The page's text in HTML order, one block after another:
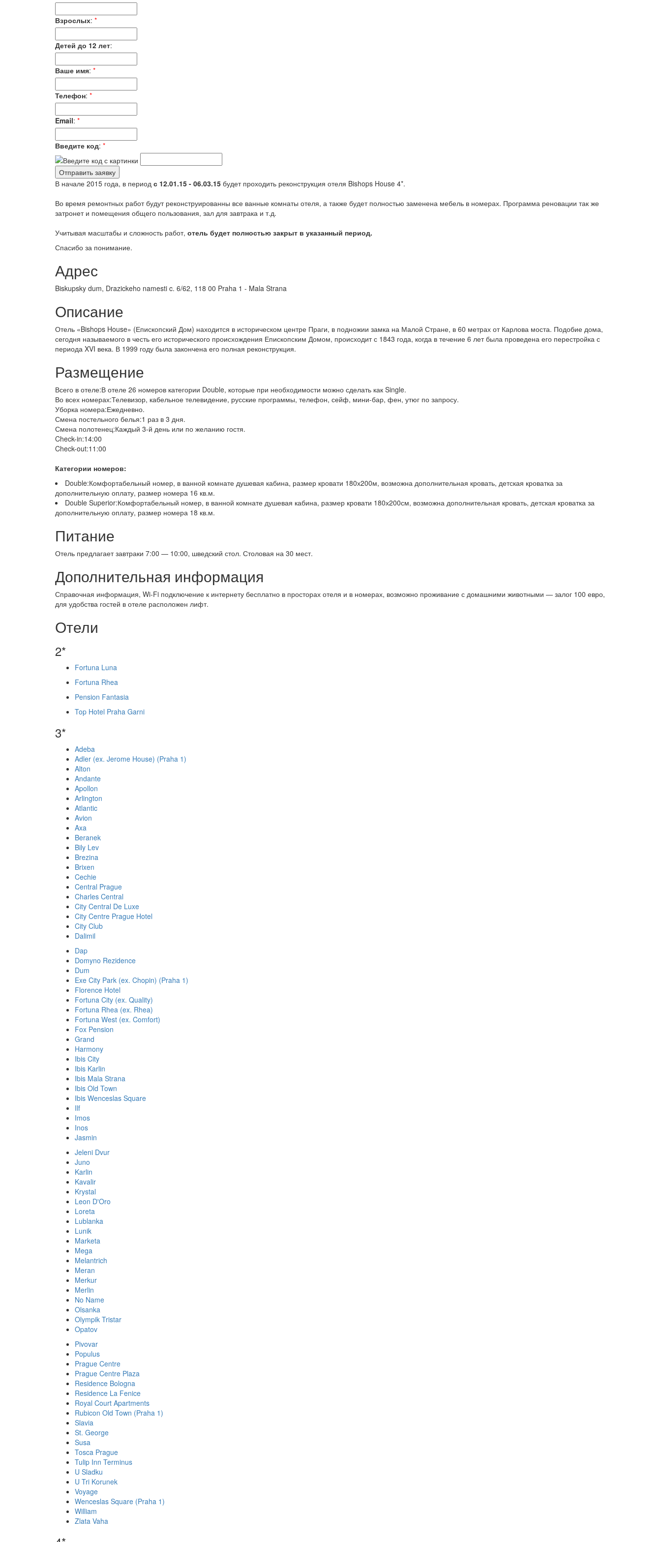
Взрослых: *
Детей до 12 лет:
Ваше имя: *
Телефон: *
Email: *
Введите код: *
В начале 2015 года, в период с 12.01.15 - 06.03.15 будет проходить реконструкция отеля Bishops House 4*.
Во время ремонтных работ будут реконструированны все ванные комнаты отеля, а также будет полностью заменена мебель в номерах. Программа реновации так же
затронет и помещения общего пользования, зал для завтрака и т.д.
Учитывая масштабы и сложность работ, отель будет полностью закрыт в указанный период.
Спасибо за понимание.
Адрес
Biskupsky dum, Drazickeho namesti c. 6/62, 118 00 Praha 1 - Mala Strana
Описание
Отель «Bishops House» (Епископский Дом) находится в историческом центре Праги, в подножии замка на Малой Стране, в 60 метрах от Карлова моста. Подобие дома,
сегодня называемого в честь его исторического происхождения Епископским Домом, происходит с 1843 года, когда в течение 6 лет была проведена его перестройка с
периода XVI века. В 1999 году была закончена его полная реконструкция.
Размещение
Всего в отеле:В отеле 26 номеров категории Double, которые при необходимости можно сделать как Single.
Во всех номерах:Телевизор, кабельное телевидение, русские программы, телефон, сейф, мини-бар, фен, утюг по запросу.
Уборка номера:Ежедневно.
Смена постельного белья:1 раз в 3 дня.
Смена полотенец:Каждый 3-й день или по желанию гостя.
Check-in:14:00
Check-out:11:00
Категории номеров:
Double:Комфортабельный номер, в ванной комнате душевая кабина, размер кровати 180х200м, возможна дополнительная кровать, детская кроватка за
дополнительную оплату, размер номера 16 кв.м.
Double Superior:Комфортабельный номер, в ванной комнате душевая кабина, размер кровати 180х200см, возможна дополнительная кровать, детская кроватка за
дополнительную оплату, размер номера 18 кв.м.
Питание
Отель предлагает завтраки 7:00 — 10:00, шведский стол. Столовая на 30 мест.
Дополнительная информация
Справочная информация, Wi-Fi подключение к интернету бесплатно в просторах отеля и в номерах, возможно проживание с домашними животными — залог 100 евро,
для удобства гостей в отеле расположен лифт.
Отели
2*
Fortuna Luna
Fortuna Rhea
Pension Fantasia
Top Hotel Praha Garni
3*
Adeba
Adler (ex. Jerome House) (Praha 1)
Alton
Andante
Apollon
Arlington
Atlantic
Avion
Axa
Beranek
Bily Lev
Brezina
Brixen
Cechie
Central Prague
Charles Central
City Central De Luxe
City Centre Prague Hotel
City Club
Dalimil
Dap
Domyno Rezidence
Dum
Exe City Park (ex. Chopin) (Praha 1)
Florence Hotel
Fortuna City (ex. Quality)
Fortuna Rhea (ex. Rhea)
Fortuna West (ex. Comfort)
Fox Pension
Grand
Harmony
Ibis City
Ibis Karlin
Ibis Mala Strana
Ibis Old Town
Ibis Wenceslas Square
Ilf
Imos
Inos
Jasmin
Jeleni Dvur
Juno
Karlin
Kavalir
Krystal
Leon D'Oro
Loreta
Lublanka
Lunik
Marketa
Mega
Melantrich
Meran
Merkur
Merlin
No Name
Olsanka
Olympik Tristar
Opatov
Pivovar
Populus
Prague Centre
Prague Centre Plaza
Residence Bologna
Residence La Fenice
Royal Court Apartments
Rubicon Old Town (Praha 1)
Slavia
St. George
Susa
Tosca Prague
Tulip Inn Terminus
U Sladku
U Tri Korunek
Voyage
Wenceslas Square (Praha 1)
William
Zlata Vaha